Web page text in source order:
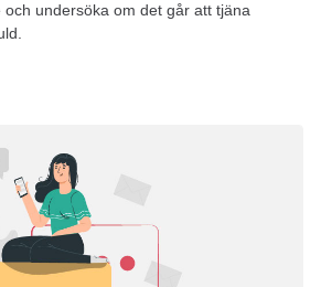
undersöka om det går att tjäna